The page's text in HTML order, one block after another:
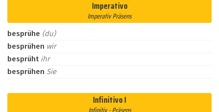
Imperativo
Imperativ Präsens
besprühe (du)
besprühen wir
besprüht ihr
besprühen Sie
Infinitivo I